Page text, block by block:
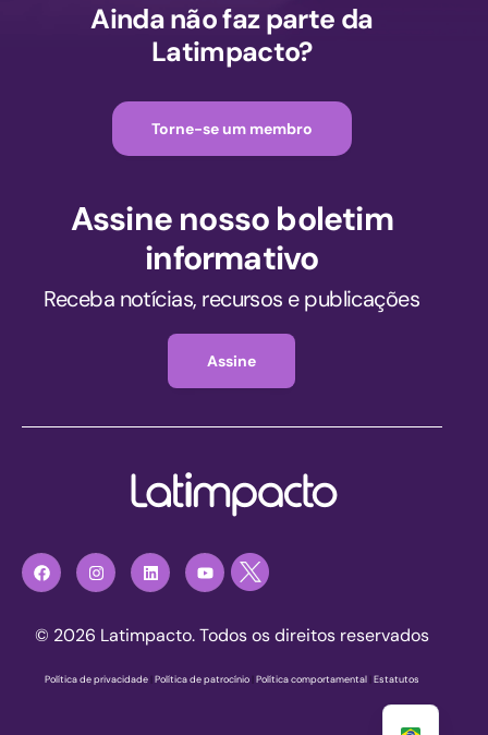
Ainda não faz parte da
Latimpacto?
Torne-se um membro
Assine nosso boletim
informativo
Receba notícias, recursos e publicações
Assine
© 2026 Latimpacto. Todos os direitos reservados
Política de privacidade|Política de patrocínio|Política comportamental|Estatutos
Registre-se agora